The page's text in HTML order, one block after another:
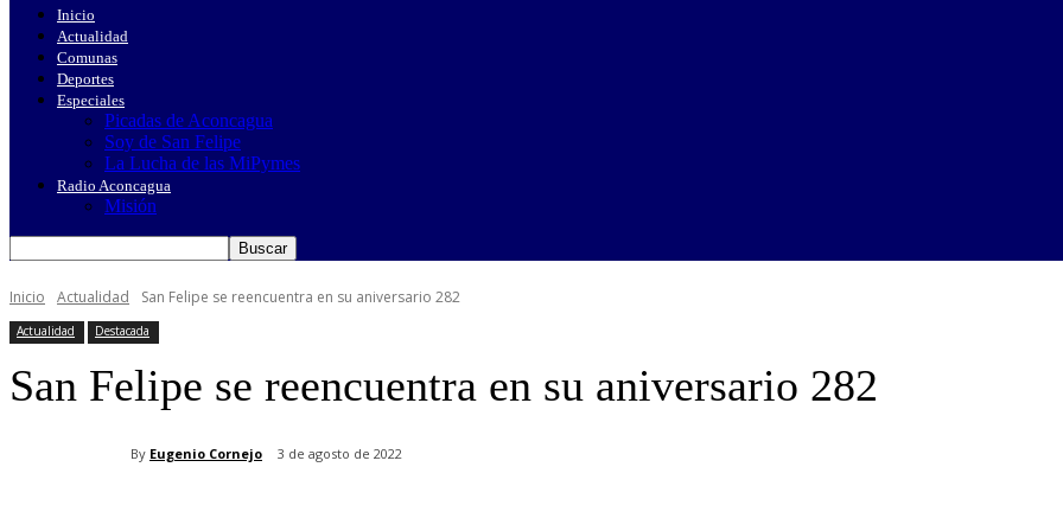
Inicio
Actualidad
Comunas
Deportes
Especiales
Picadas de Aconcagua
Soy de San Felipe
La Lucha de las MiPymes
Radio Aconcagua
Misión
Inicio Actualidad San Felipe se reencuentra en su aniversario 282
Actualidad Destacada
San Felipe se reencuentra en su aniversario 282
By Eugenio Cornejo 3 de agosto de 2022